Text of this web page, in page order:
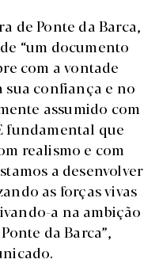
de Ponte da Barca,
“um documento
com a vontade
sua confiança e no
assumido com
fundamental que
realismo e com
a desenvolver
as forças vivas
a na ambição
da Barca”,